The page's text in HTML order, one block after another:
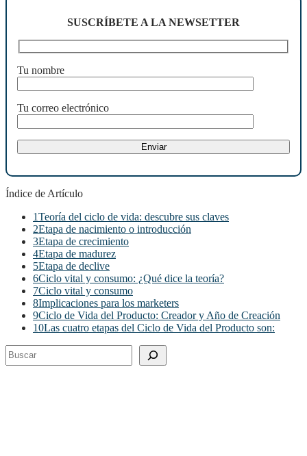
SUSCRÍBETE A LA NEWSETTER
Tu nombre
Tu correo electrónico
Índice de Artículo
1Teoría del ciclo de vida: descubre sus claves
2Etapa de nacimiento o introducción
3Etapa de crecimiento
4Etapa de madurez
5Etapa de declive
6Ciclo vital y consumo: ¿Qué dice la teoría?
7Ciclo vital y consumo
8Implicaciones para los marketers
9Ciclo de Vida del Producto: Creador y Año de Creación
10Las cuatro etapas del Ciclo de Vida del Producto son:
Buscar